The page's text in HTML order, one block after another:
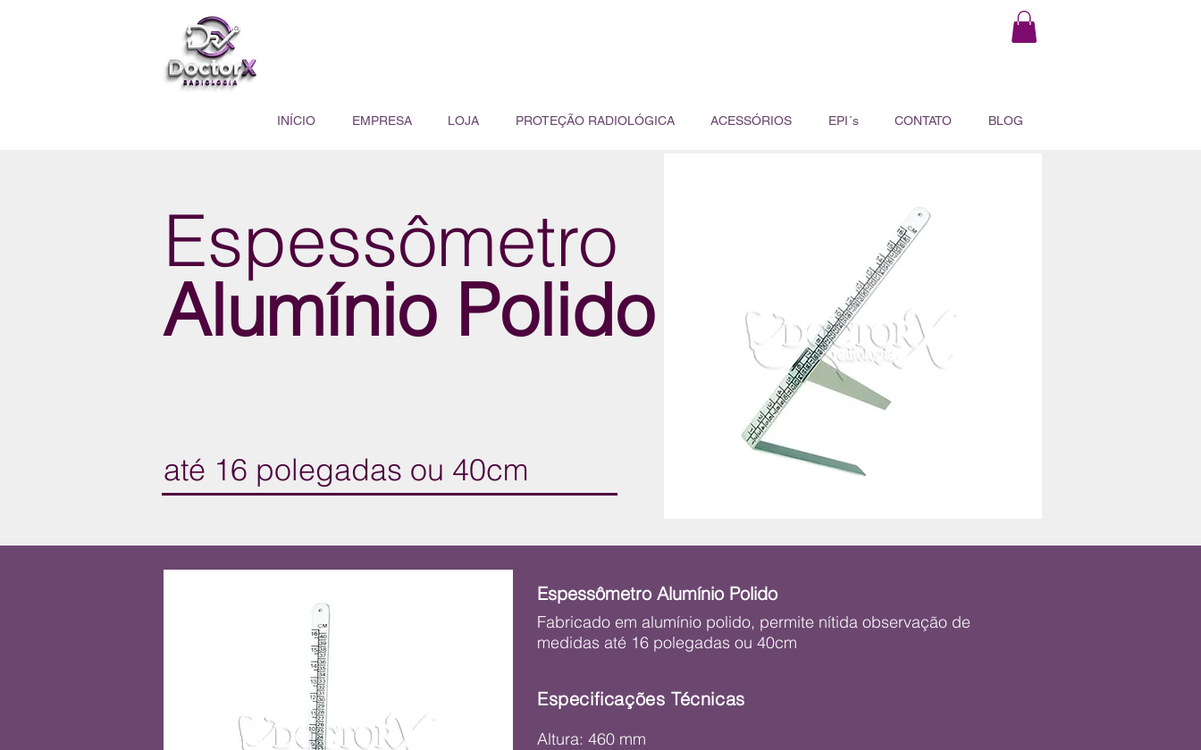
INÍCIO EMPRESA LOJA PROTEÇÃO RADIOLÓGICA ACESSÓRIOS EPI´s CONTATO BLOG
Alumínio Polido
até 16 polegadas ou 40cm
Espessômetro
Espessômetro Alumínio Polido
Fabricado em alumínio polido, permite nítida observação de
medidas até 16 polegadas ou 40cm
Especificações Técnicas
Altura: 460 mm